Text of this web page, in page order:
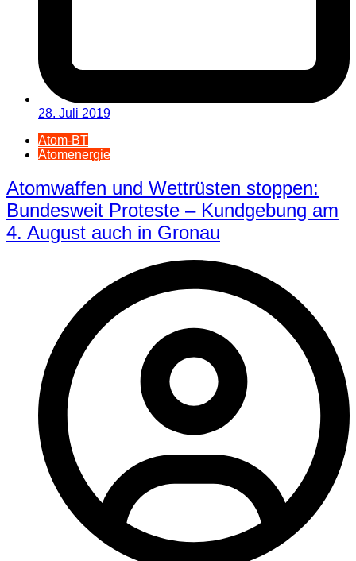
28. Juli 2019
Atom-BT
Atomenergie
Atomwaffen und Wettrüsten stoppen:
Bundesweit Proteste – Kundgebung am
4. August auch in Gronau